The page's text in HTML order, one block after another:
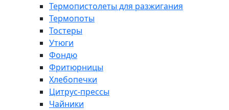
Термопистолеты для разжигания
Термопоты
Тостеры
Утюги
Фондю
Фритюрницы
Хлебопечки
Цитрус-прессы
Чайники